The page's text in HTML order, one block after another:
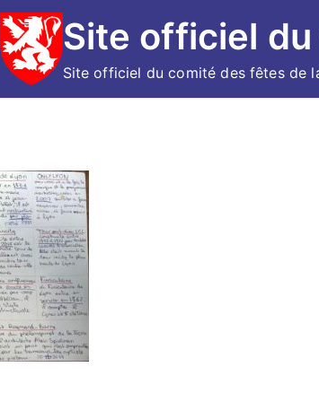
Site officiel
Site officiel du comité des fêtes de